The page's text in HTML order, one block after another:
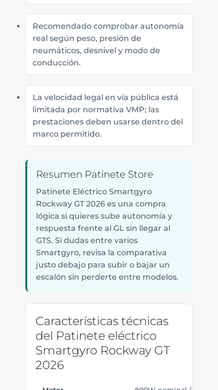
Recomendado comprobar autonomía
real según peso, presión de
neumáticos, desnivel y modo de
conducción.
La velocidad legal en vía pública está
limitada por normativa VMP; las
prestaciones deben usarse dentro del
marco permitido.
Resumen Patinete Store
Patinete Eléctrico Smartgyro
Rockway GT 2026 es una compra
lógica si quieres sube autonomía y
respuesta frente al GL sin llegar al
GTS. Si dudas entre varios
Smartgyro, revisa la comparativa
justo debajo para subir o bajar un
escalón sin perderte entre modelos.
Características técnicas
del Patinete eléctrico
Smartgyro Rockway GT
2026